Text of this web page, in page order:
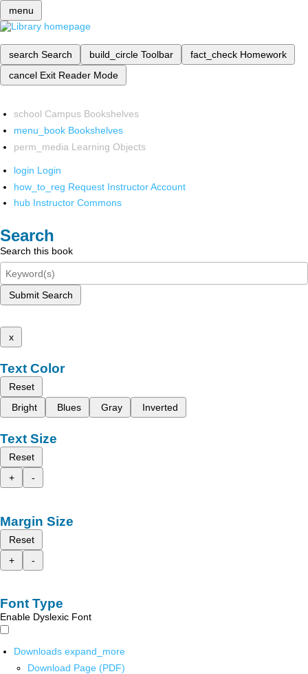
menu
search Search build_circle Toolbar fact_check Homework
cancel Exit Reader Mode
school Campus Bookshelves
menu_book Bookshelves
perm_media Learning Objects
login Login
how_to_reg Request Instructor Account
hub Instructor Commons
Search
Search this book
Submit Search
x
Text Color
Reset
Bright
Blues Gray Inverted
Text Size
Reset
+
-
Margin Size
Reset
+
-
Font Type
Enable Dyslexic Font
Downloads expand_more
Download Page (PDF)